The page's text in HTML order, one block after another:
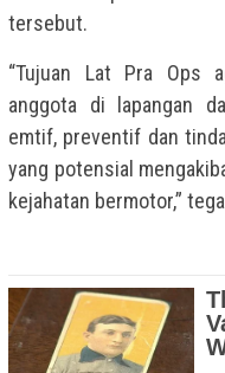
tersebut.
“Tujuan Lat Pra Ops
anggota di lapangan
emtif, preventif dan
yang potensial
kejahatan bermotor,”